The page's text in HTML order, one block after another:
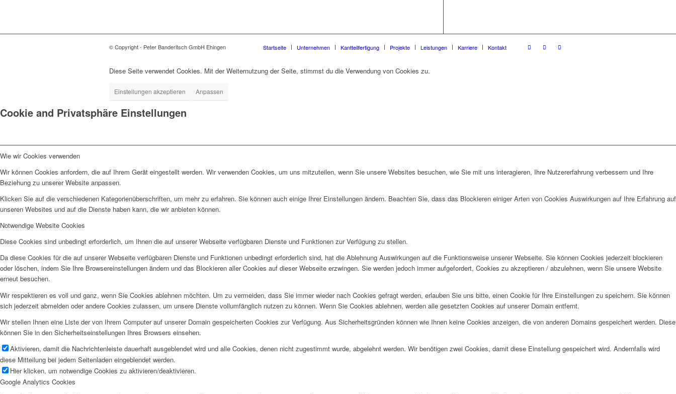
© Copyright - Peter Banderitsch GmbH Ehingen Startseite Unternehmen Kantteilfertigung Projekte Leistungen Karriere Kontakt
Diese Seite verwendet Cookies. Mit der Weiternutzung der Seite, stimmst du die Verwendung von Cookies zu.
Einstellungen akzeptieren Anpassen
Cookie and Privatsphäre Einstellungen
Wie wir Cookies verwenden
Wir können Cookies anfordern, die auf Ihrem Gerät eingestellt werden. Wir verwenden Cookies, um uns mitzuteilen, wenn Sie unsere Websites besuchen, wie Sie mit uns interagieren, Ihre Nutzererfahrung verbessern und Ihre
Beziehung zu unserer Website anpassen.
Klicken Sie auf die verschiedenen Kategorienüberschriften, um mehr zu erfahren. Sie können auch einige Ihrer Einstellungen ändern. Beachten Sie, dass das Blockieren einiger Arten von Cookies Auswirkungen auf Ihre Erfahrung auf
unseren Websites und auf die Dienste haben kann, die wir anbieten können.
Notwendige Website Cookies
Diese Cookies sind unbedingt erforderlich, um Ihnen die auf unserer Webseite verfügbaren Dienste und Funktionen zur Verfügung zu stellen.
Da diese Cookies für die auf unserer Webseite verfügbaren Dienste und Funktionen unbedingt erforderlich sind, hat die Ablehnung Auswirkungen auf die Funktionsweise unserer Webseite. Sie können Cookies jederzeit blockieren
oder löschen, indem Sie Ihre Browsereinstellungen ändern und das Blockieren aller Cookies auf dieser Webseite erzwingen. Sie werden jedoch immer aufgefordert, Cookies zu akzeptieren / abzulehnen, wenn Sie unsere Website
erneut besuchen.
Wir respektieren es voll und ganz, wenn Sie Cookies ablehnen möchten. Um zu vermeiden, dass Sie immer wieder nach Cookies gefragt werden, erlauben Sie uns bitte, einen Cookie für Ihre Einstellungen zu speichern. Sie können
sich jederzeit abmelden oder andere Cookies zulassen, um unsere Dienste vollumfänglich nutzen zu können. Wenn Sie Cookies ablehnen, werden alle gesetzten Cookies auf unserer Domain entfernt.
Wir stellen Ihnen eine Liste der von Ihrem Computer auf unserer Domain gespeicherten Cookies zur Verfügung. Aus Sicherheitsgründen können wie Ihnen keine Cookies anzeigen, die von anderen Domains gespeichert werden. Diese
können Sie in den Sicherheitseinstellungen Ihres Browsers einsehen.
Aktivieren, damit die Nachrichtenleiste dauerhaft ausgeblendet wird und alle Cookies, denen nicht zugestimmt wurde, abgelehnt werden. Wir benötigen zwei Cookies, damit diese Einstellung gespeichert wird. Andernfalls wird
diese Mitteilung bei jedem Seitenladen eingeblendet werden.
Hier klicken, um notwendige Cookies zu aktivieren/deaktivieren.
Google Analytics Cookies